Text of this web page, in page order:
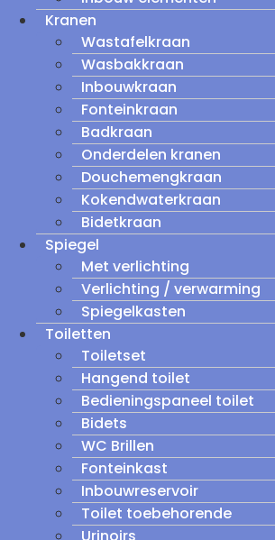
Kranen
Wastafelkraan
Wasbakkraan
Inbouwkraan
Fonteinkraan
Badkraan
Onderdelen kranen
Douchemengkraan
Kokendwaterkraan
Bidetkraan
Spiegel
Met verlichting
Verlichting / verwarming
Spiegelkasten
Toiletten
Toiletset
Hangend toilet
Bedieningspaneel toilet
Bidets
WC Brillen
Fonteinkast
Inbouwreservoir
Toilet toebehorende
Urinoirs